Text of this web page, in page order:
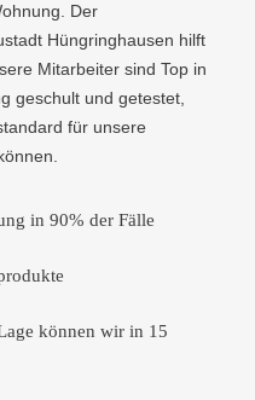
Der
Hüngringhausen hilft
Mitarbeiter sind Top in
geschult und getestet,
für unsere
in 90% der Fälle
können wir in 15